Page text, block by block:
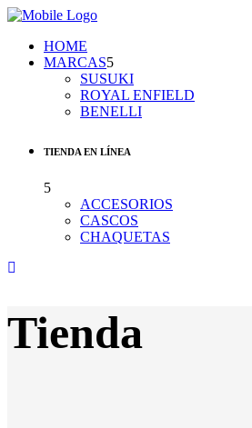
HOME
MARCAS
SUSUKI
ROYAL ENFIELD
BENELLI
TIENDA EN LÍNEA
ACCESORIOS
CASCOS
CHAQUETAS
Tienda